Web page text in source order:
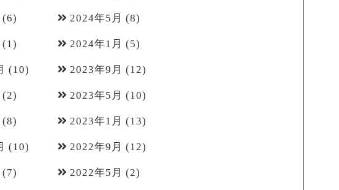
(6) 2024年5月 (8)
(1) 2024年1月 (5)
(10) 2023年9月 (12)
(2) 2023年5月 (10)
(8) 2023年1月 (13)
(10) 2022年9月 (12)
(7) 2022年5月 (2)